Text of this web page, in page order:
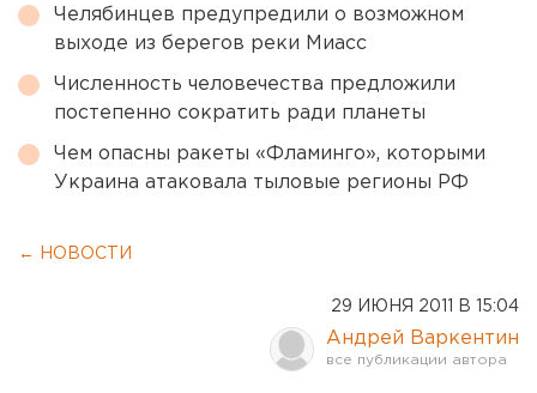
Челябинцев предупредили о возможном
выходе из берегов реки Миасс
Численность человечества предложили
постепенно сократить ради планеты
Чем опасны ракеты «Фламинго», которыми
Украина атаковала тыловые регионы РФ
← НОВОСТИ
29 ИЮНЯ 2011 В 15:04
Андрей Варкентин